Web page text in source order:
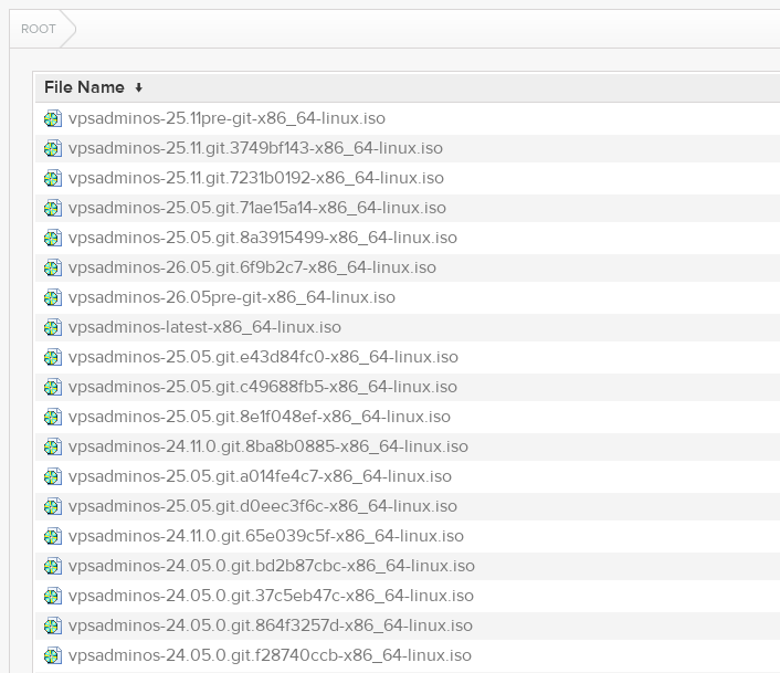
ROOT
File Name ↓
vpsadminos-25.11pre-git-x86_64-linux.iso
vpsadminos-25.11.git.3749bf143-x86_64-linux.iso
vpsadminos-25.11.git.7231b0192-x86_64-linux.iso
vpsadminos-25.05.git.71ae15a14-x86_64-linux.iso
vpsadminos-25.05.git.8a3915499-x86_64-linux.iso
vpsadminos-26.05.git.6f9b2c7-x86_64-linux.iso
vpsadminos-26.05pre-git-x86_64-linux.iso
vpsadminos-latest-x86_64-linux.iso
vpsadminos-25.05.git.e43d84fc0-x86_64-linux.iso
vpsadminos-25.05.git.c49688fb5-x86_64-linux.iso
vpsadminos-25.05.git.8e1f048ef-x86_64-linux.iso
vpsadminos-24.11.0.git.8ba8b0885-x86_64-linux.iso
vpsadminos-25.05.git.a014fe4c7-x86_64-linux.iso
vpsadminos-25.05.git.d0eec3f6c-x86_64-linux.iso
vpsadminos-24.11.0.git.65e039c5f-x86_64-linux.iso
vpsadminos-24.05.0.git.bd2b87cbc-x86_64-linux.iso
vpsadminos-24.05.0.git.37c5eb47c-x86_64-linux.iso
vpsadminos-24.05.0.git.864f3257d-x86_64-linux.iso
vpsadminos-24.05.0.git.f28740ccb-x86_64-linux.iso